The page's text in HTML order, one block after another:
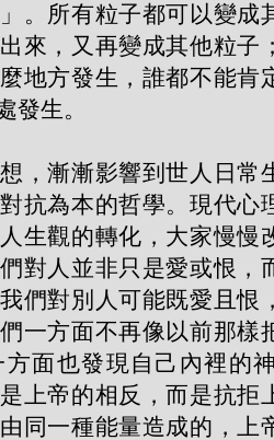
。所有粒子都可以變成
來，又再變成其他粒子
地方發生，誰都不能肯
發生。
，漸漸影響到世人日常
抗為本的哲學。現代心
生觀的轉化，大家慢慢
對人並非只是愛或恨，
們對別人可能既愛且恨
一方面不再像以前那樣
面也發現自己內裡的
上帝的相反，而是抗拒
同一種能量造成的，上